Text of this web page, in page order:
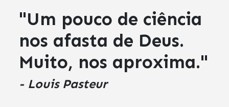
"Um pouco de ciência
nos afasta de Deus.
Muito, nos aproxima."
- Louis Pasteur